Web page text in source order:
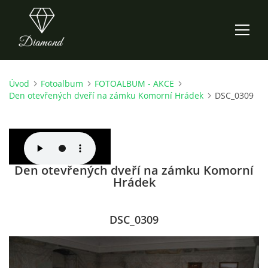
ÚVOD
O NÁS
Úvod Fotoalbum
FOTOALBUM - AKCE
Den otevřených dveří na zámku Komorní Hrádek
DSC_0309
Den otevřených dveří na zámku Komorní
Hrádek
DSC_0309